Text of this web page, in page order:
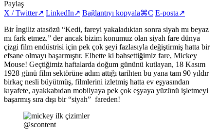
Paylaş
X / Twitter↗ LinkedIn↗ Bağlantıyı kopyala⌘C E-posta↗
Bir İngiliz atasözü “Kedi, fareyi yakaladıktan sonra siyah mı beyaz
mı fark etmez.” der ancak bizim konumuz olan siyah fare dünya
çizgi film endüstrisi için pek çok şeyi fazlasıyla değiştirmiş hatta bir
efsane olmayı başarmıştır. Elbette ki bahsettiğimiz fare, Mickey
Mouse! Geçtiğimiz haftalarda doğum gününü kutlayan, 18 Kasım
1928 günü film sektörüne adım attığı tarihten bu yana tam 90 yıldır
birkaç nesli büyütmüş, filmlerini izletmiş hatta ev eşyasından
kıyafete, ayakkabıdan mobilyaya pek çok eşyaya yüzünü işletmeyi
başarmış sıra dışı bir “siyah” fareden!
@scontent